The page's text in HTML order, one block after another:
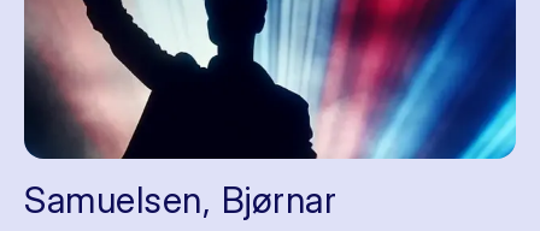
Samuelsen, Bjørnar